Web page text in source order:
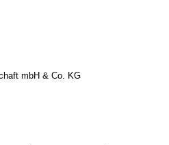
mbH & Co. KG